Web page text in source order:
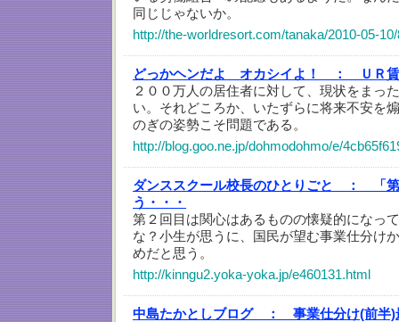
同じじゃないか。
http://the-worldresort.com/tanaka/2010-05-
どっかヘンだよ オカシイよ！ ：
ＵＲ
２００万人の居住者に対して、現状をまっ
い。それどころか、いたずらに将来不安を
のぎの姿勢こそ問題である。
http://blog.goo.ne.jp/dohmodohmo/e/
ダンススクール校長のひとりごと ：
「
う・・・
第２回目は関心はあるものの懐疑的になっ
な？小生が思うに、国民が望む事業仕分け
めだと思う。
http://kinngu2.yoka-yoka.jp/e460131.html
中島たかとしブログ ：
事業仕分け(前半)